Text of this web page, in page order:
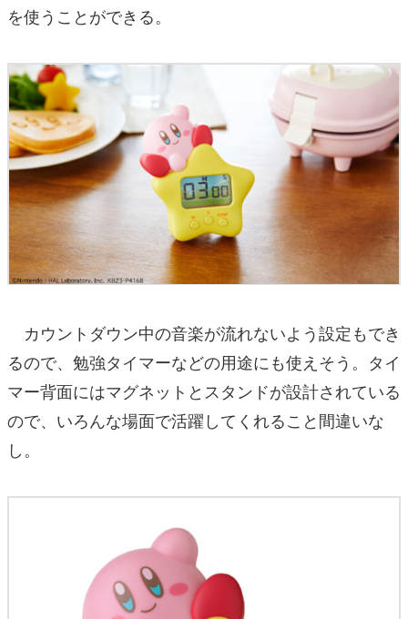
を使うことができる。
カウントダウン中の音楽が流れないよう設定もでき
るので、勉強タイマーなどの用途にも使えそう。タイ
マー背面にはマグネットとスタンドが設計されている
ので、いろんな場面で活躍してくれること間違いな
し。